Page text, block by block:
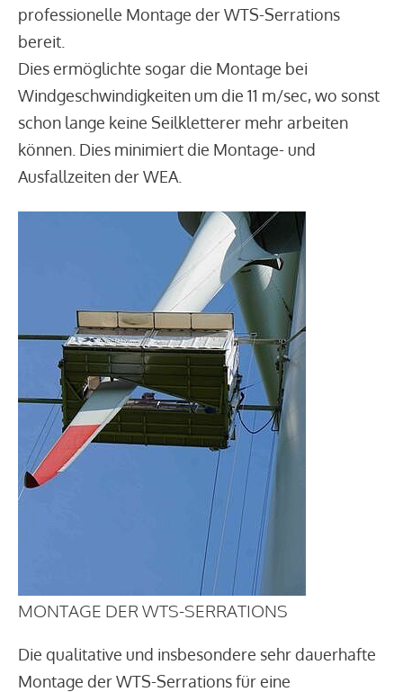
professionelle Montage der WTS-Serrations
bereit.
Dies ermöglichte sogar die Montage bei
Windgeschwindigkeiten um die 11 m/sec, wo sonst
schon lange keine Seilkletterer mehr arbeiten
können. Dies minimiert die Montage- und
Ausfallzeiten der WEA.
MONTAGE DER WTS-SERRATIONS
Die qualitative und insbesondere sehr dauerhafte
Montage der WTS-Serrations für eine